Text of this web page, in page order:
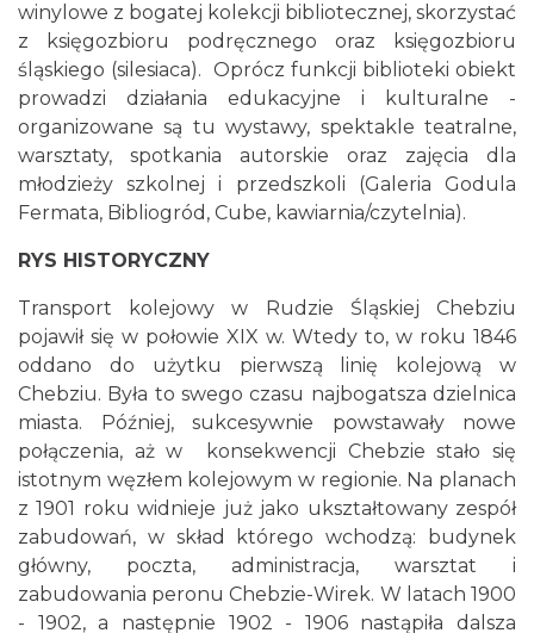
winylowe z bogatej kolekcji bibliotecznej, skorzystać
z księgozbioru podręcznego oraz księgozbioru
śląskiego (silesiaca). Oprócz funkcji biblioteki obiekt
prowadzi działania edukacyjne i kulturalne -
organizowane są tu wystawy, spektakle teatralne,
warsztaty, spotkania autorskie oraz zajęcia dla
młodzieży szkolnej i przedszkoli (Galeria Godula
Fermata, Bibliogród, Cube, kawiarnia/czytelnia).
RYS HISTORYCZNY
Transport kolejowy w Rudzie Śląskiej Chebziu
pojawił się w połowie XIX w. Wtedy to, w roku 1846
oddano do użytku pierwszą linię kolejową w
Chebziu. Była to swego czasu najbogatsza dzielnica
miasta. Później, sukcesywnie powstawały nowe
połączenia, aż w konsekwencji Chebzie stało się
istotnym węzłem kolejowym w regionie. Na planach
z 1901 roku widnieje już jako ukształtowany zespół
zabudowań, w skład którego wchodzą: budynek
główny, poczta, administracja, warsztat i
zabudowania peronu Chebzie-Wirek. W latach 1900
- 1902, a następnie 1902 - 1906 nastąpiła dalsza